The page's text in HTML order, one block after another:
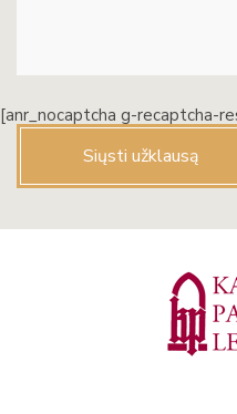
[anr_nocaptcha g-recaptcha-